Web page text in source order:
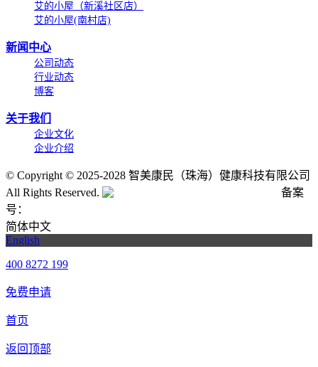
艾的小屋（新溪社区店）
艾的小屋(南村店)
新闻中心
公司动态
行业动态
博客
关于我们
企业文化
企业介绍
© Copyright © 2025-2028 智美康民（珠海）健康科技有限公司
All Rights Reserved.
备案
号：
简体中文
English
400 8272 199
免费申请
首页
返回顶部